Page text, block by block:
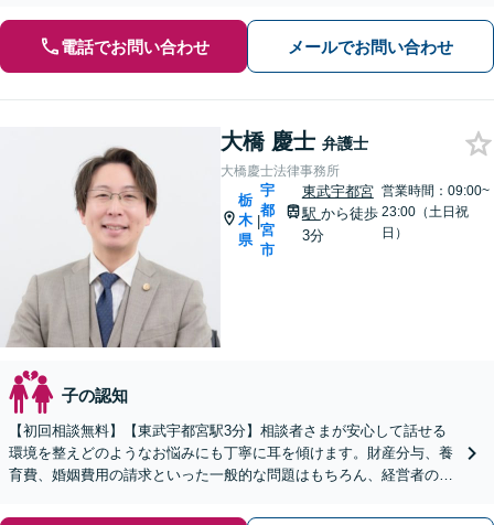
電話でお問い合わせ メールでお問い合わせ
大橋 慶士 弁護士
大橋慶士法律事務所
栃
木
県
|
宇
都
宮
市
東武宇都宮
駅 から徒歩
3分
営業時間：09:00~
23:00（土日祝
日）
子の認知
【初回相談無料】【東武宇都宮駅3分】相談者さまが安心して話せる
環境を整えどのようなお悩みにも丁寧に耳を傾けます。財産分与、養
育費、婚姻費用の請求といった一般的な問題はもちろん、経営者の離